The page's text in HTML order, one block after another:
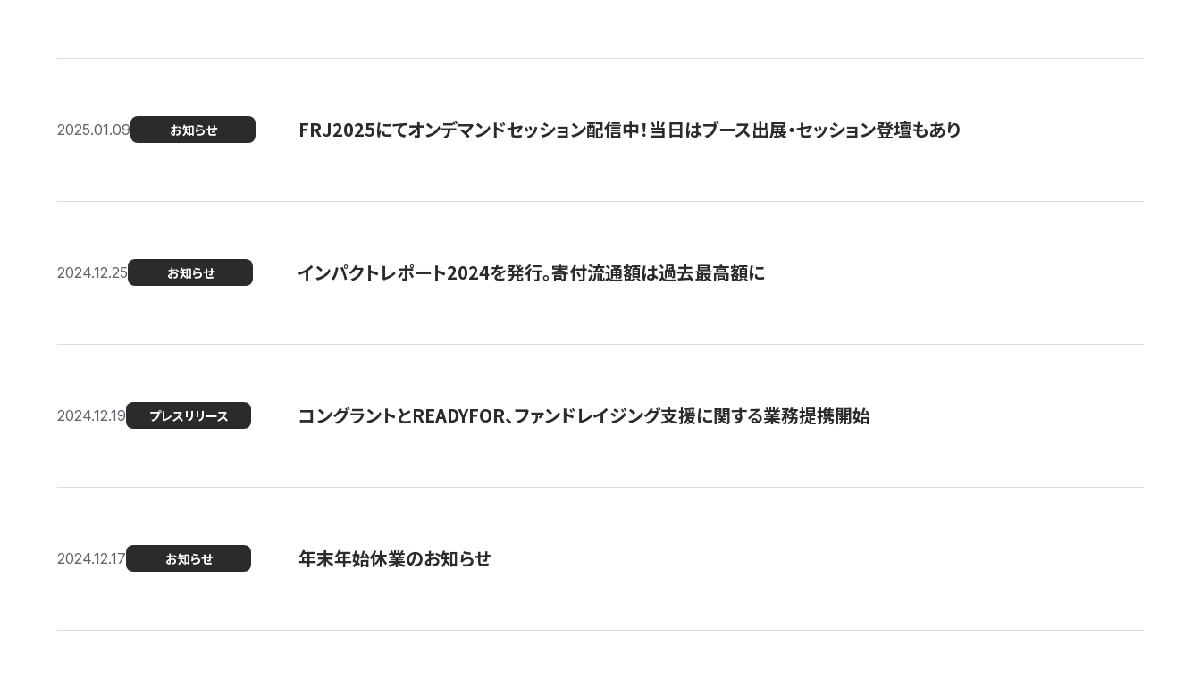
2025.01.09 お知らせ FRJ2025にてオンデマンドセッション配信中！当日はブース出展・セッション登壇もあり
2024.12.25 お知らせ インパクトレポート2024を発行。寄付流通額は過去最高額に
2024.12.19 プレスリリース コングラントとREADYFOR、ファンドレイジング支援に関する業務提携開始
2024.12.17 お知らせ 年末年始休業のお知らせ